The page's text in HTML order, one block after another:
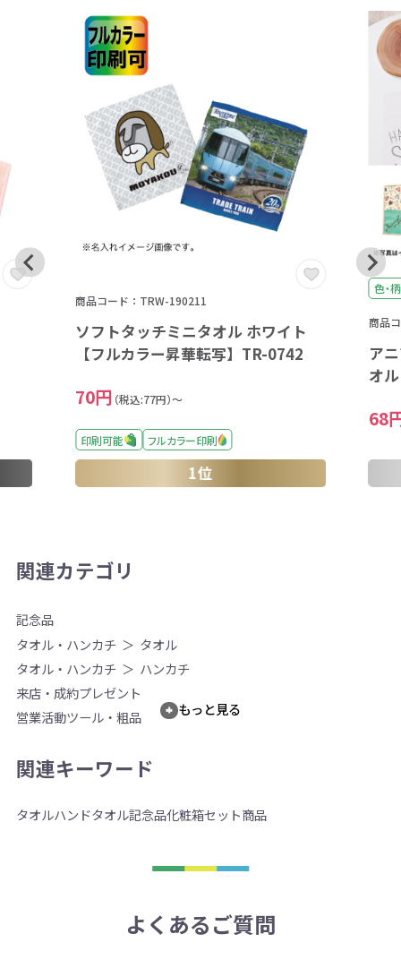
商品コード：TRW-190211
ソフトタッチミニタオル ホワイト
【フルカラー昇華転写】TR-0742
70円 （税込:77円）～
印刷可能 フルカラー印刷
1位
色・
商品
ア
オル
68
関連カテゴリ
記念品
タオル・ハンカチ
タオル
タオル・ハンカチ
ハンカチ
来店・成約プレゼント
営業活動ツール・粗品
もっと見る
関連キーワード
タオルハンドタオル記念品化粧箱セット商品
よくあるご質問